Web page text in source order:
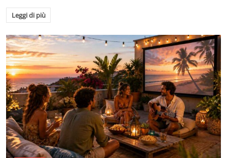
Leggi di più